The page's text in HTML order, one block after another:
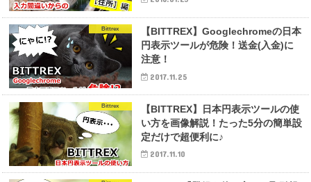
Bittrex
【BITTREX】Googlechromeの日本
円表示ツールが危険！送金(入金)に
注意！
2017.11.25
Bittrex
【BITTREX】日本円表示ツールの使
い方を画像解説！たった5分の簡単設
定だけで超便利に♪
2017.11.10